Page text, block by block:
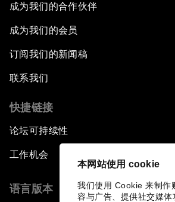
本网站使用 cookie
我们使用 Cookie 来制作
容与广告、提供社交媒体
成为我们的合作伙伴
成为我们的会员
订阅我们的新闻稿
联系我们
快捷链接
论坛可持续性
工作机会
语言版本